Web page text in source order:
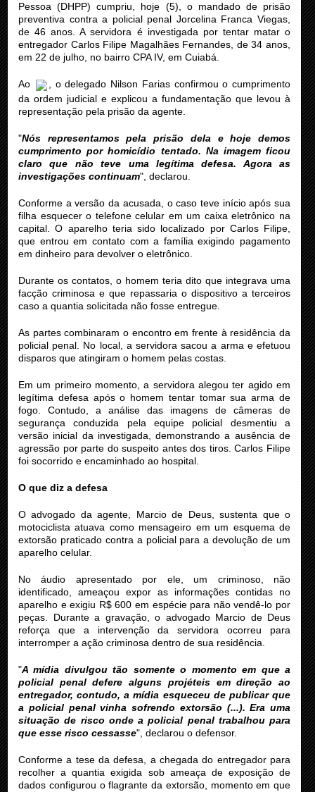
Pessoa (DHPP) cumpriu, hoje (5), o mandado de prisão
preventiva contra a policial penal Jorcelina Franca Viegas,
de 46 anos. A servidora é investigada por tentar matar o
entregador Carlos Filipe Magalhães Fernandes, de 34 anos,
em 22 de julho, no bairro CPA IV, em Cuiabá.
Ao
, o delegado Nilson Farias confirmou o cumprimento
da ordem judicial e explicou a fundamentação que levou à
representação pela prisão da agente.
"Nós representamos pela prisão dela e hoje demos
cumprimento por homicídio tentado. Na imagem ficou
claro que não teve uma legítima defesa. Agora as
investigações continuam", declarou.
Conforme a versão da acusada, o caso teve início após sua
filha esquecer o telefone celular em um caixa eletrônico na
capital. O aparelho teria sido localizado por Carlos Filipe,
que entrou em contato com a família exigindo pagamento
em dinheiro para devolver o eletrônico.
Durante os contatos, o homem teria dito que integrava uma
facção criminosa e que repassaria o dispositivo a terceiros
caso a quantia solicitada não fosse entregue.
As partes combinaram o encontro em frente à residência da
policial penal. No local, a servidora sacou a arma e efetuou
disparos que atingiram o homem pelas costas.
Em um primeiro momento, a servidora alegou ter agido em
legítima defesa após o homem tentar tomar sua arma de
fogo. Contudo, a análise das imagens de câmeras de
segurança conduzida pela equipe policial desmentiu a
versão inicial da investigada, demonstrando a ausência de
agressão por parte do suspeito antes dos tiros. Carlos Filipe
foi socorrido e encaminhado ao hospital.
O que diz a defesa
O advogado da agente, Marcio de Deus, sustenta que o
motociclista atuava como mensageiro em um esquema de
extorsão praticado contra a policial para a devolução de um
aparelho celular.
No áudio apresentado por ele, um criminoso, não
identificado, ameaçou expor as informações contidas no
aparelho e exigiu R$ 600 em espécie para não vendê-lo por
peças. Durante a gravação, o advogado Marcio de Deus
reforça que a intervenção da servidora ocorreu para
interromper a ação criminosa dentro de sua residência.
"A mídia divulgou tão somente o momento em que a
policial penal defere alguns projéteis em direção ao
entregador, contudo, a mídia esqueceu de publicar que
a policial penal vinha sofrendo extorsão (...). Era uma
situação de risco onde a policial penal trabalhou para
que esse risco cessasse", declarou o defensor.
Conforme a tese da defesa, a chegada do entregador para
recolher a quantia exigida sob ameaça de exposição de
dados configurou o flagrante da extorsão, momento em que